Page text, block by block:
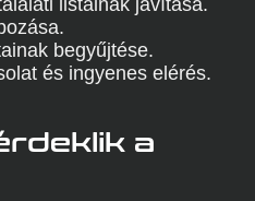
listáinak javítása.
begyűjtése.
és ingyenes elérés.
a